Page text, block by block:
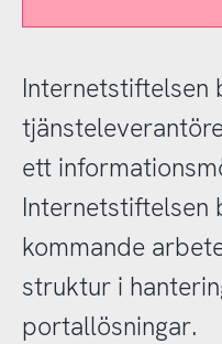
Internetstiftelsen
ett
Internetstiftelsen
kommande
struktur i
portallösningar.